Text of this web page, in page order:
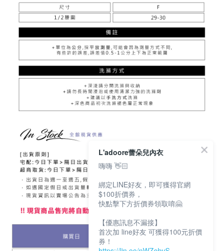
L'adoore蕾朵兒內衣
嗨嗨 👋🏻
綁定LINE好友，即可獲得官網
$100折價券，
快點擊下方折價券領取唷🤗
【優惠訊息不漏接】
首次加 line好友 可獲得100元折價
券！